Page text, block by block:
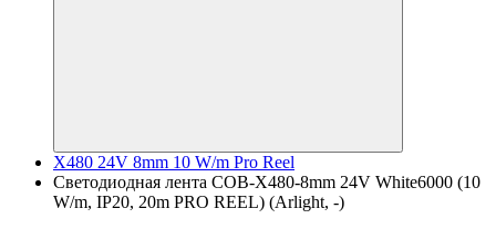
X480 24V 8mm 10 W/m Pro Reel
Светодиодная лента COB-X480-8mm 24V White6000 (10
W/m, IP20, 20m PRO REEL) (Arlight, -)